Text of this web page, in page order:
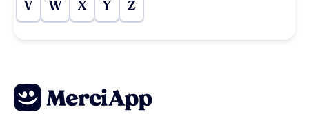
V W X Y Z